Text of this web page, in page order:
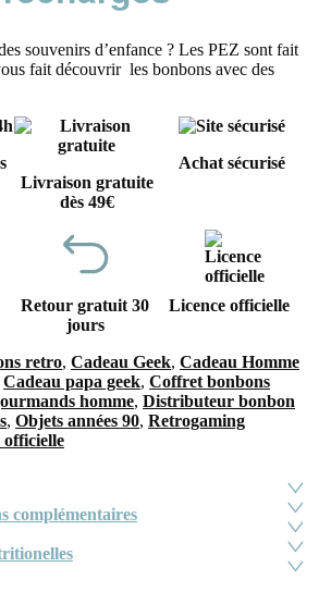
souvenirs d’enfance ? Les PEZ sont fait
fait découvrir les bonbons avec des
Livraison gratuite
dès 49€
Achat sécurisé
Retour gratuit 30
jours
Licence officielle
retro, Cadeau Geek, Cadeau Homme
Cadeau papa geek, Coffret bonbons
homme, Distributeur bonbon
, Objets années 90, Retrogaming
officielle
complémentaires